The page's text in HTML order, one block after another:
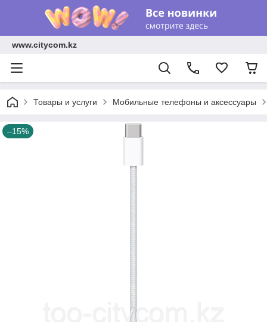
www.citycom.kz
Товары и услуги Мобильные телефоны и аксессуары
–15%